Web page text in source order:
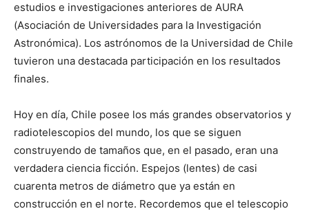
estudios e investigaciones anteriores de AURA
(Asociación de Universidades para la Investigación
Astronómica). Los astrónomos de la Universidad de Chile
tuvieron una destacada participación en los resultados
finales.
Hoy en día, Chile posee los más grandes observatorios y
radiotelescopios del mundo, los que se siguen
construyendo de tamaños que, en el pasado, eran una
verdadera ciencia ficción. Espejos (lentes) de casi
cuarenta metros de diámetro que ya están en
construcción en el norte. Recordemos que el telescopio